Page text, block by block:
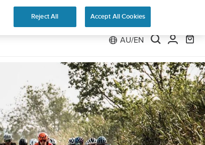
AU/EN
Reject All Accept All Cookies